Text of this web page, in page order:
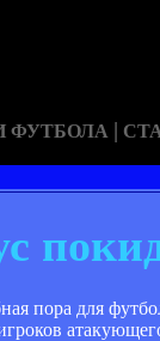
ФУТБОЛА |
пора для